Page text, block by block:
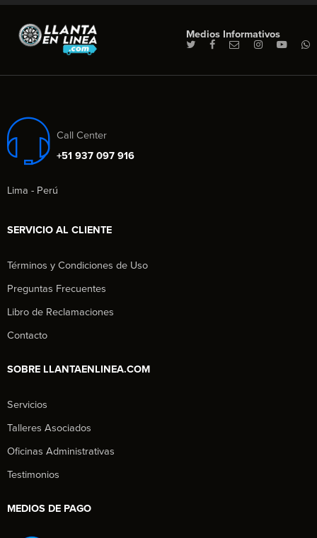
Medios Informativos
Call Center
+51 937 097 916
Lima - Perú
SERVICIO AL CLIENTE
Términos y Condiciones de Uso
Preguntas Frecuentes
Libro de Reclamaciones
Contacto
SOBRE LLANTAENLINEA.COM
Servicios
Talleres Asociados
Oficinas Administrativas
Testimonios
MEDIOS DE PAGO